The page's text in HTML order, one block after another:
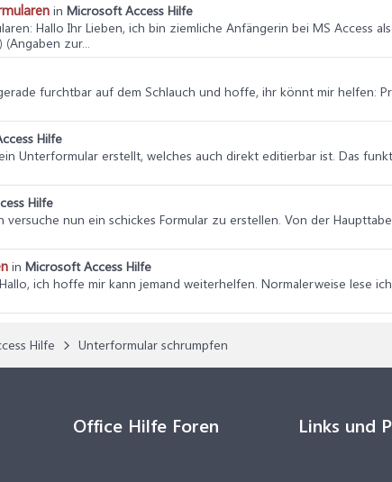
in Microsoft Access Hilfe
: Hallo Ihr Lieben, ich bin ziemliche Anfängerin bei MS Access
zur...
furchtbar auf dem Schlauch und hoffe, ihr könnt mir helfen:
Hilfe
Unterformular erstellt, welches auch direkt editierbar ist. Das
Hilfe
versuche nun ein schickes Formular zu erstellen. Von der
in Microsoft Access Hilfe
ich hoffe mir kann jemand weiterhelfen. Normalerweise lese
Hilfe Unterformular schrumpfen
Office Hilfe Foren Links und